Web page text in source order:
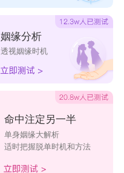
玲真
熙婧 诗沐
姻缘分析
透视姻缘时机
命中注定另一半
单身姻缘大解析
适时把握脱单时机和方法